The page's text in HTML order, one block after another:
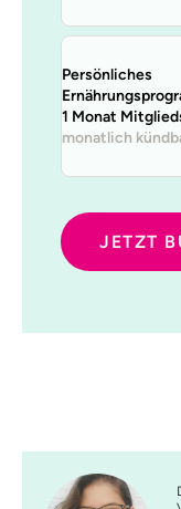
Persönliches
1 Monat
monatlich
JETZT